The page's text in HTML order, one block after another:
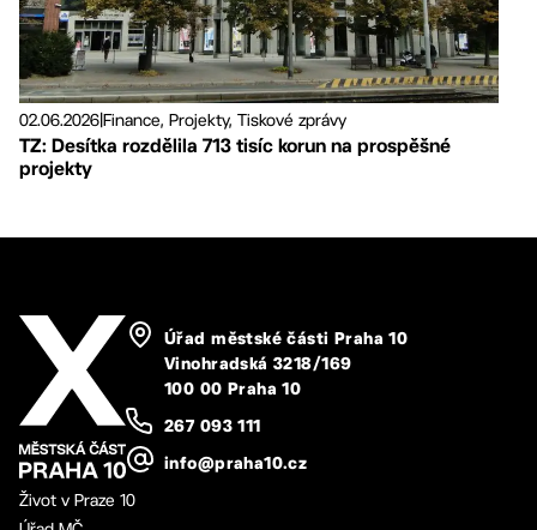
02.06.2026|Finance, Projekty, Tiskové zprávy
TZ: Desítka rozdělila 713 tisíc korun na prospěšné
projekty
Úřad městské části Praha 10
Vinohradská 3218/169
100 00 Praha 10
267 093 111
info@praha10.cz
Život v Praze 10